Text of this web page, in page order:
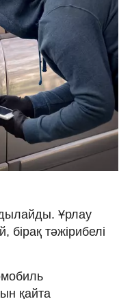
Ұрлау
бірақ тәжірибелі
қайта